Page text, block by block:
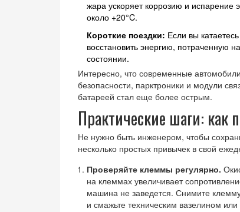
жара ускоряет коррозию и испарение
около +20°C.
Короткие поездки: Если вы
восстановить энергию, потраченную
состоянии.
Интересно, что современные
безопасности, парктроники и модули
батареей стал еще более острым.
Практические шаги: как
Не нужно быть инженером, чтобы
несколько простых привычек в свой
Проверяйте клеммы регулярно.
на клеммах увеличивает
машина не заведется. Снимите
и смажьте техническим вазелином